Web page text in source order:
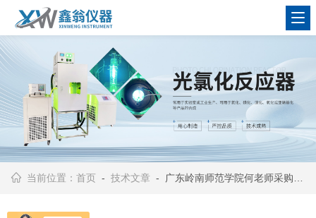
查看更多
当前位置：首页 -技术文章 - 广东岭南师范学院何老师采购小型喷雾干燥机6000Y一台